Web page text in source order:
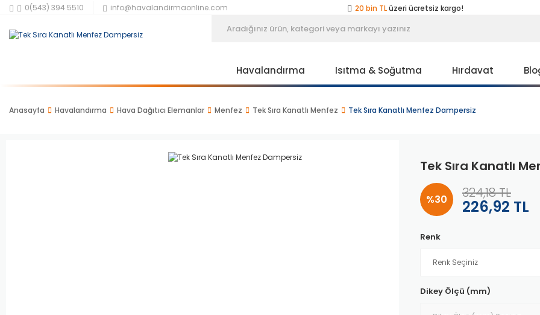
0(543) 394 5510 info@havalandirmaonline.com
20 bin TLüzeri ücretsiz kargo!
Peşin fiyatına3 taksit
20 bin TLüzeri ücretsiz kargo!
40 bin TLüzeri özel teklif!
Havalandırma Isıtma & Soğutma Hırdavat
Anasayfa Havalandırma Hava Dağıtıcı Elemanlar Menfez Tek Sıra Kanatlı Menfez Tek Sıra Kanatlı Menfez Dampersiz
Tek Sıra Kanatlı
%30 226,92 TL
324,18 TL
Renk
Dikey Ölçü (mm)